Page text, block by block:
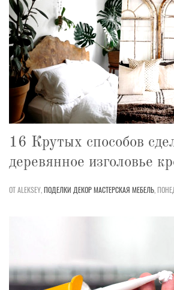
16 Крутых способов
деревянное изголовье
ОТ ALEKSEY,ПОДЕЛКИ ДЕКОРМАСТЕРСКАЯ МЕБЕЛЬ,